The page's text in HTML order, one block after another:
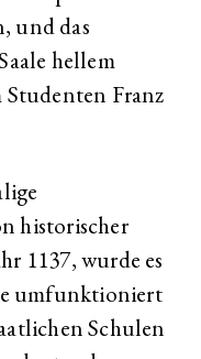
und das
hellem
Studenten Franz
historischer
1137, wurde es
umfunktioniert
Schulen